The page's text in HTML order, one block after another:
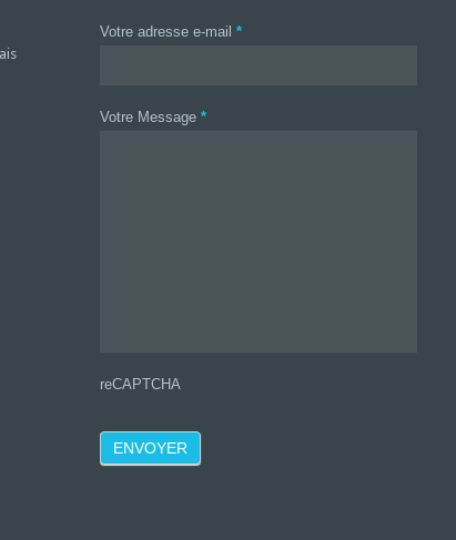
Votre adresse e-mail *
Votre Message *
reCAPTCHA